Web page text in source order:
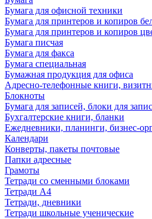
Бумага для офисной техники
Бумага для принтеров и копиров
Бумага для принтеров и копиров
Бумага писчая
Бумага для факса
Бумага специальная
Бумажная продукция для офиса
Адресно-телефонные книги,
Блокноты
Бумага для записей, блоки для
Бухгалтерские книги, бланки
Ежедневники, планинги, бизнес-
Календари
Конверты, пакеты почтовые
Папки адресные
Грамоты
Тетради со сменными блоками
Тетради А4
Тетради, дневники
Тетради школьные ученические